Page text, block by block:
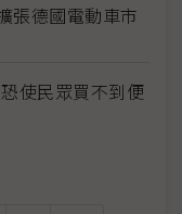
張德國電動車市
使民眾買不到便